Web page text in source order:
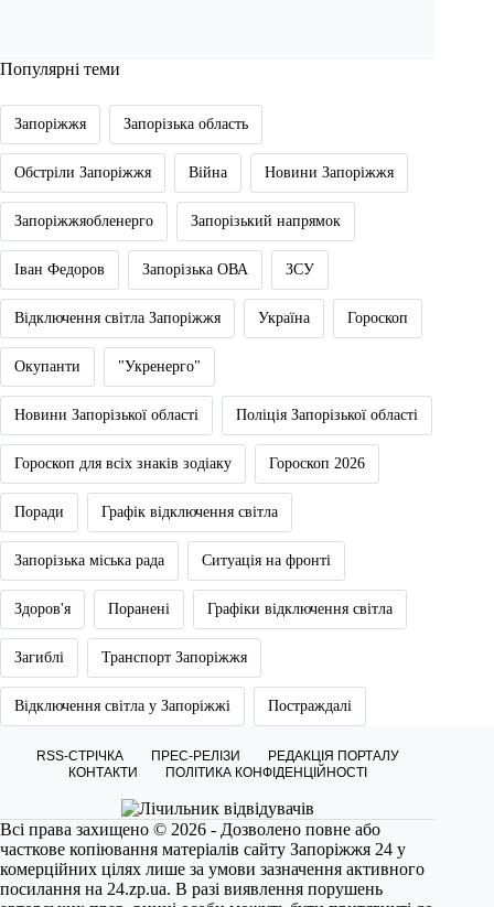
Популярні теми
Запоріжжя Запорізька область
Обстріли Запоріжжя Війна Новини Запоріжжя
Запоріжжяобленерго Запорізький напрямок
Іван Федоров Запорізька ОВА ЗСУ
Відключення світла Запоріжжя Україна Гороскоп
Окупанти "Укренерго"
Новини Запорізької області Поліція Запорізької області
Гороскоп для всіх знаків зодіаку Гороскоп 2026
Поради Графік відключення світла
Запорізька міська рада Ситуація на фронті
Здоров'я Поранені Графіки відключення світла
Загиблі Транспорт Запоріжжя
Відключення світла у Запоріжжі Постраждалі
RSS-СТРІЧКА ПРЕС-РЕЛІЗИ
РЕДАКЦІЯ ПОРТАЛУ
КОНТАКТИ
ПОЛІТИКА КОНФІДЕНЦІЙНОСТІ
Всі права захищено © 2026 - Дозволено повне або
часткове копіювання матеріалів сайту Запоріжжя 24 у
комерційних цілях лише за умови зазначення активного
посилання на 24.zp.ua. В разі виявлення порушень